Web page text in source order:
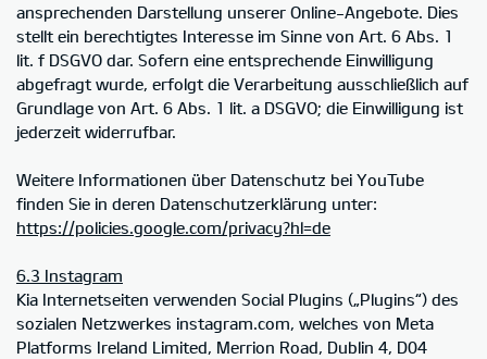
ansprechenden Darstellung unserer Online-Angebote. Dies
stellt ein berechtigtes Interesse im Sinne von Art. 6 Abs. 1
lit. f DSGVO dar. Sofern eine entsprechende Einwilligung
abgefragt wurde, erfolgt die Verarbeitung ausschließlich auf
Grundlage von Art. 6 Abs. 1 lit. a DSGVO; die Einwilligung ist
jederzeit widerrufbar.
Weitere Informationen über Datenschutz bei YouTube
finden Sie in deren Datenschutzerklärung unter:
https://policies.google.com/privacy?hl=de
6.3 Instagram
Kia Internetseiten verwenden Social Plugins („Plugins“) des
sozialen Netzwerkes instagram.com, welches von Meta
Platforms Ireland Limited, Merrion Road, Dublin 4, D04